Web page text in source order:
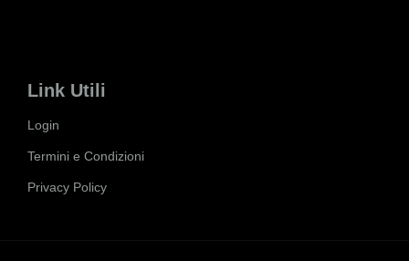
Link Utili
Login
Termini e Condizioni
Privacy Policy